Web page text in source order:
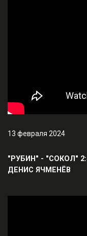
13 февраля 2024
"РУБИН" - "СОКОЛ"
ДЕНИС ЯЧМЕНЁВ